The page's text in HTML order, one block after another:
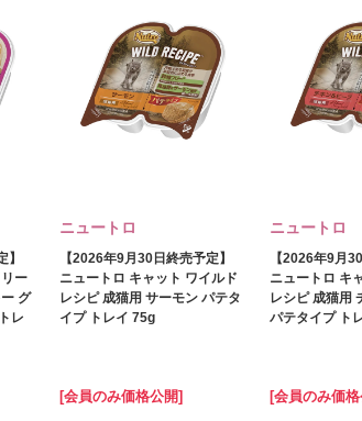
ー
グ
レ
ニュートロ
【2026年9月30日終売予定】
ニュートロ キャット ワイルド
レシピ 成猫用 サーモン パテタ
イプ トレイ 75g
[会員のみ価格公開]
ニュートロ
【2026年9月
ニュートロ キ
レシピ 成猫用
パテタイプ ト
[会員のみ価格